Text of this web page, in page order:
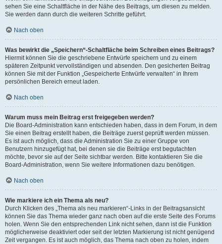
sehen Sie eine Schaltfläche in der Nähe des Beitrags, um diesen zu melden.
Sie werden dann durch die weiteren Schritte geführt.
Nach oben
Was bewirkt die „Speichern“-Schaltfläche beim Schreiben eines Beitrags?
Hiermit können Sie die geschriebene Entwürfe speichern und zu einem
späteren Zeitpunkt vervollständigen und absenden. Den gesicherten Beitrag
können Sie mit der Funktion „Gespeicherte Entwürfe verwalten“ in Ihrem
persönlichen Bereich erneut laden.
Nach oben
Warum muss mein Beitrag erst freigegeben werden?
Die Board-Administration kann entschieden haben, dass in dem Forum, in dem
Sie einen Beitrag erstellt haben, die Beiträge zuerst geprüft werden müssen.
Es ist auch möglich, dass die Administration Sie zu einer Gruppe von
Benutzern hinzugefügt hat, bei denen sie die Beiträge erst begutachten
möchte, bevor sie auf der Seite sichtbar werden. Bitte kontaktieren Sie die
Board-Administration, wenn Sie weitere Informationen dazu benötigen.
Nach oben
Wie markiere ich ein Thema als neu?
Durch Klicken des „Thema als neu markieren“-Links in der Beitragsansicht
können Sie das Thema wieder ganz nach oben auf die erste Seite des Forums
holen. Wenn Sie den entsprechenden Link nicht sehen, dann ist die Funktion
möglicherweise deaktiviert oder seit der letzten Markierung ist nicht genügend
Zeit vergangen. Es ist auch möglich, das Thema nach oben zu holen, indem